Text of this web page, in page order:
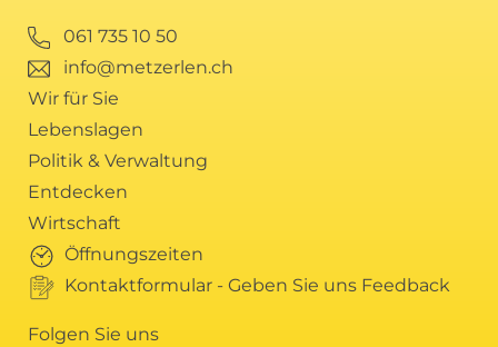
061 735 10 50
info@metzerlen.ch
Wir für Sie
Lebenslagen
Politik & Verwaltung
Entdecken
Wirtschaft
Öffnungszeiten
Kontaktformular - Geben Sie uns Feedback
Folgen Sie uns